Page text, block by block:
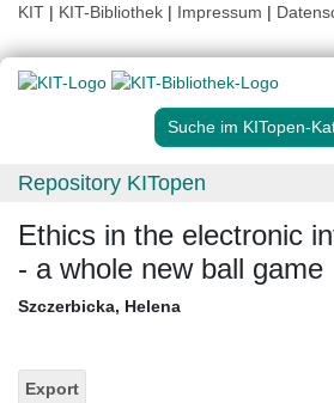
KIT | KIT-Bibliothek | Impressum |
Suche im KITopen-
Repository KITopen
Ethics in the electronic
- a whole new ball game
Szczerbicka, Helena
Export